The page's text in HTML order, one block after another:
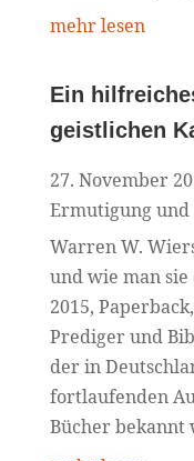
mehr lesen
Ein
geistlichen
27. November
Ermutigung und
Warren W.
und wie man
2015,
Prediger und
der in
fortlaufenden
Bücher bekannt